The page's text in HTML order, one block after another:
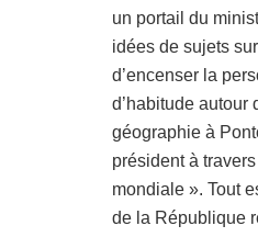
un portail du
idées de sujets
d’encenser la
d’habitude autour
géographie à
président à
mondiale ». Tout
de la République